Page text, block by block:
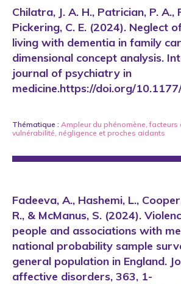
Chilatra, J. A. H., Patrician, P. A.,
Pickering, C. E. (2024). Neglect
living with dementia in family
dimensional concept analysis.
journal of psychiatry in
medicine.https://doi.org/
Thématique : Ampleur du phénomène,facteurs
vulnérabilité, négligence et proches aidants
Fadeeva, A., Hashemi, L.,
R., & McManus, S. (2024).
people and associations with
national probability sample
general population in England.
affective disorders, 363, 1-